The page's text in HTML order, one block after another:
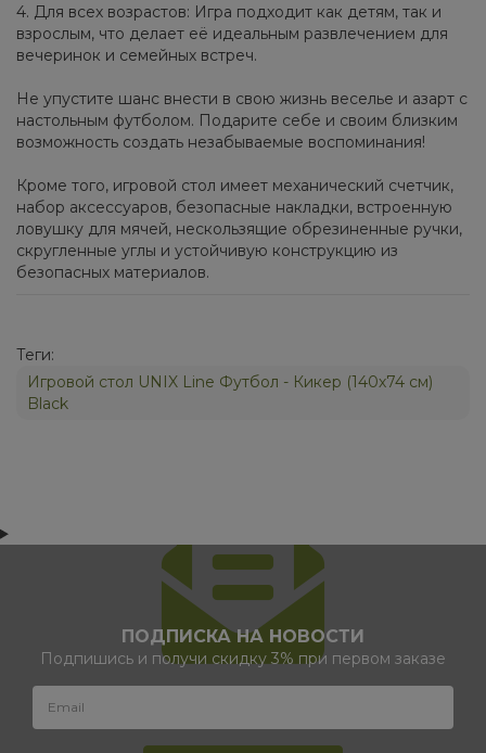
4. Для всех возрастов: Игра подходит как детям, так и
взрослым, что делает её идеальным развлечением для
вечеринок и семейных встреч.
Не упустите шанс внести в свою жизнь веселье и азарт с
настольным футболом. Подарите себе и своим близким
возможность создать незабываемые воспоминания!
Кроме того, игровой стол имеет механический счетчик,
набор аксессуаров, безопасные накладки, встроенную
ловушку для мячей, нескользящие обрезиненные ручки,
скругленные углы и устойчивую конструкцию из
безопасных материалов.
Теги:
Игровой стол UNIX Line Футбол - Кикер (140х74 cм)
Black
ПОДПИСКА НА НОВОСТИ
Подпишись и получи скидку 3% при первом заказе